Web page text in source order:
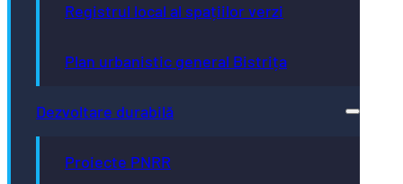
Registrul local al spațiilor verzi
Plan urbanistic general Bistrița
Dezvoltare durabilă
Proiecte PNRR